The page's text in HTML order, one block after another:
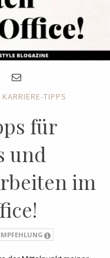
KARRIERE-TIPPS
für
und
im